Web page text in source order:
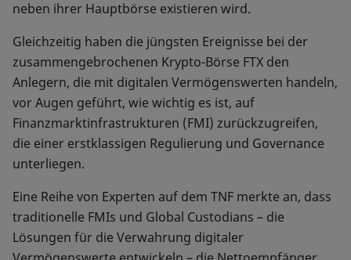
neben ihrer Hauptbörse existieren wird.
Gleichzeitig haben die jüngsten Ereignisse bei der
zusammengebrochenen Krypto-Börse FTX den
Anlegern, die mit digitalen Vermögenswerten handeln,
vor Augen geführt, wie wichtig es ist, auf
Finanzmarktinfrastrukturen (FMI) zurückzugreifen,
die einer erstklassigen Regulierung und Governance
unterliegen.
Eine Reihe von Experten auf dem TNF merkte an, dass
traditionelle FMIs und Global Custodians – die
Lösungen für die Verwahrung digitaler